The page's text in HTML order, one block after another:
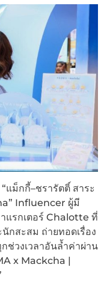
แม็กกี้–ชรารัตติ์ สาระ
Influencer ผู้มี
แรกเตอร์ Chalotte ที่
กสะสม ถ่ายทอดเรื่อง
ช่วงเวลาอันล้ำค่าผ่าน
x Mackcha |